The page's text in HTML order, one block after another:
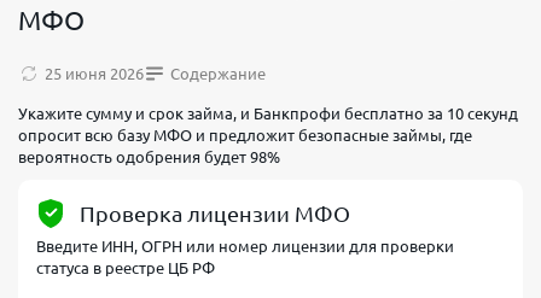
МФО
25 июня 2026 Содержание
Укажите сумму и срок займа, и Банкпрофи бесплатно за 10 секунд
опросит всю базу МФО и предложит безопасные займы, где
вероятность одобрения будет 98%
Проверка лицензии МФО
Введите ИНН, ОГРН или номер лицензии для проверки
статуса в реестре ЦБ РФ